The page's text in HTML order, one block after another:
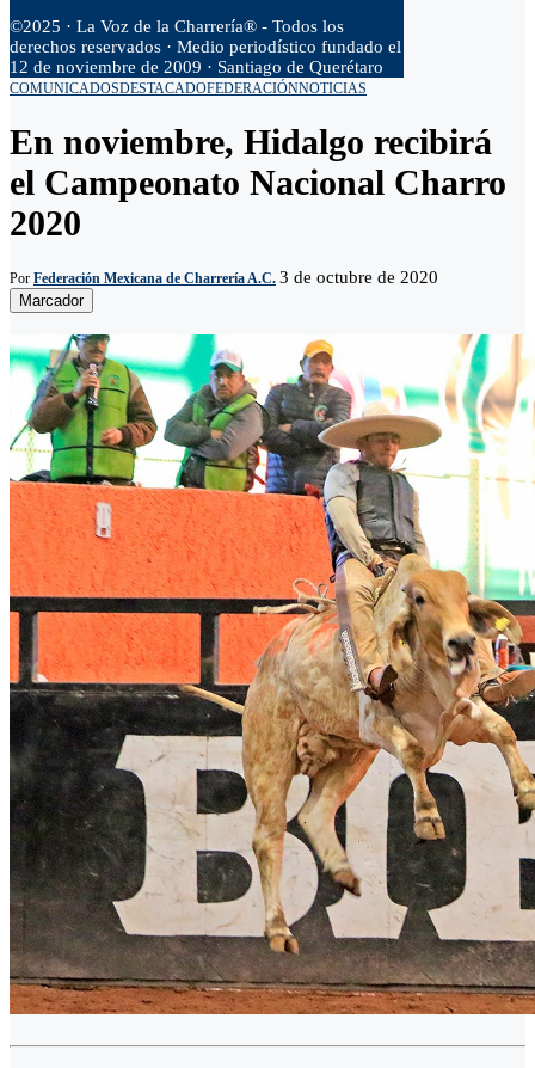
©2025 · La Voz de la Charrería® - Todos los
derechos reservados · Medio periodístico fundado el
12 de noviembre de 2009 · Santiago de Querétaro
COMUNICADOSDESTACADOFEDERACIÓNNOTICIAS
En noviembre, Hidalgo recibirá
el Campeonato Nacional Charro
2020
Por Federación Mexicana de Charrería A.C. 3 de octubre de 2020
Marcador